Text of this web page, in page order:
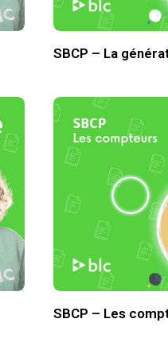
SBCP – La
SBCP – Les